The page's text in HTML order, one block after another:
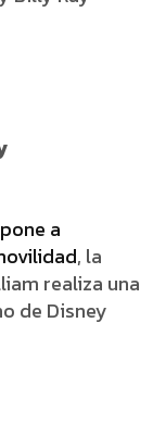
a
, la
realiza una
de Disney